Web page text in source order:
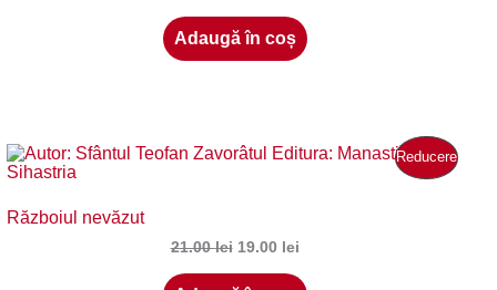
Adaugă în coș
Reducere
Războiul nevăzut
21.00lei Prețul
a
19.00 leiPrețul
este: